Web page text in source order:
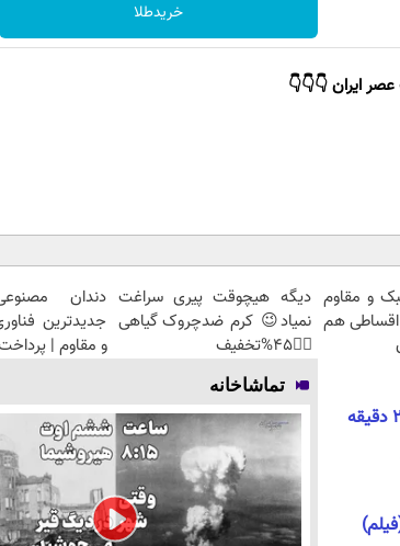
خریدطلا
ایران 👇👇👇
و مقاوم
هم
دیگه هیچوقت پیری سراغت
نمیاد😉 کرم ضدچروک گیاهی
👈🏻45%تخفیف
دندان
جدیدترین
و مقاوم |
تماشاخانه